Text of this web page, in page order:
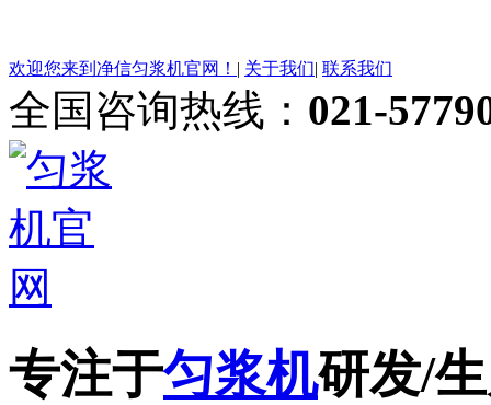
欢迎您来到净信匀浆机官网！ | 关于我们| 联系我们
全国咨询热线： 021-
专注于匀浆机研发/